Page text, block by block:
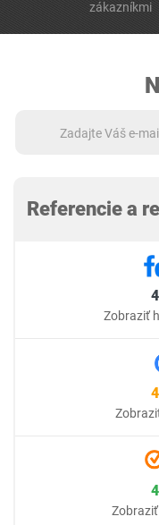
zákazníkmi
Referencie a
Zobraziť